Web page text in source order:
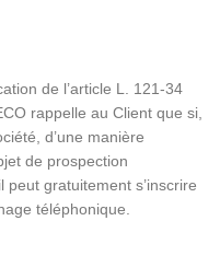
de l’article L. 121-34
rappelle au Client que si,
d’une manière
de prospection
gratuitement s’inscrire
téléphonique.